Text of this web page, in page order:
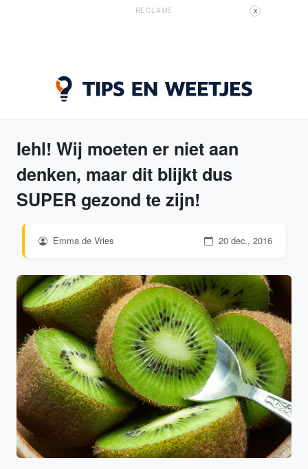
RECLAME X
Iehl! Wij moeten er niet aan
denken, maar dit blijkt dus
SUPER gezond te zijn!
Emma de Vries 20 dec., 2016